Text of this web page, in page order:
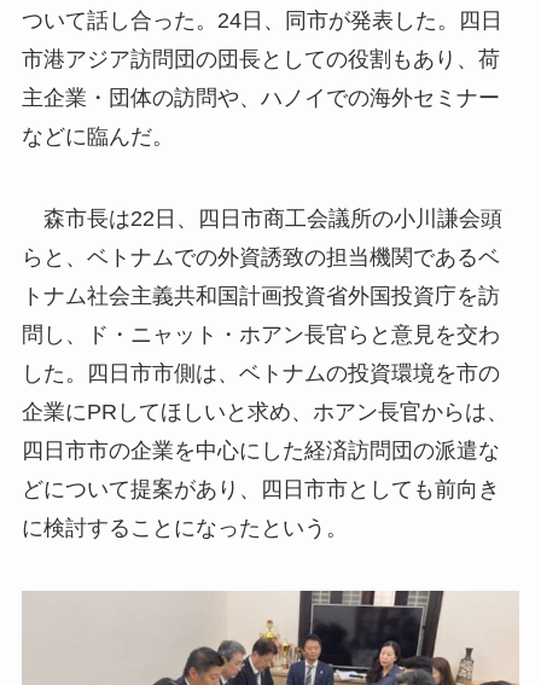
ついて話し合った。24日、同市が発表した。四日
市港アジア訪問団の団長としての役割もあり、荷
主企業・団体の訪問や、ハノイでの海外セミナー
などに臨んだ。
森市長は22日、四日市商工会議所の小川謙会頭
らと、ベトナムでの外資誘致の担当機関であるベ
トナム社会主義共和国計画投資省外国投資庁を訪
問し、ド・ニャット・ホアン長官らと意見を交わ
した。四日市市側は、ベトナムの投資環境を市の
企業にPRしてほしいと求め、ホアン長官からは、
四日市市の企業を中心にした経済訪問団の派遣な
どについて提案があり、四日市市としても前向き
に検討することになったという。